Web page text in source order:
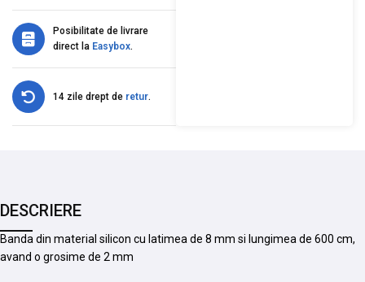
Posibilitate de livrare
direct la Easybox.
14 zile drept de retur.
DESCRIERE
Banda din material silicon cu latimea de 8 mm si lungimea de 600 cm,
avand o grosime de 2 mm